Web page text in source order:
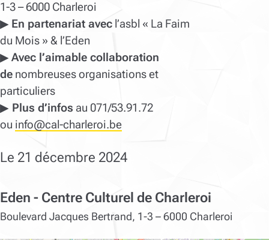
1-3 – 6000 Charleroi
▶ En partenariat avec l’asbl « La Faim
du Mois » & l’Eden
▶ Avec l’aimable collaboration
de nombreuses organisations et
particuliers
▶ Plus d’infos au 071/53.91.72
ou info@cal-charleroi.be
Le 21 décembre 2024
Eden - Centre Culturel de Charleroi
Boulevard Jacques Bertrand, 1-3 – 6000 Charleroi